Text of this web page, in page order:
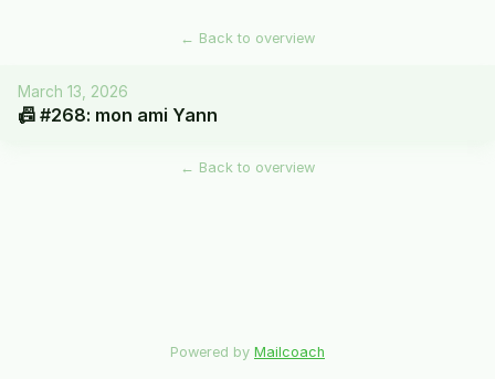
← Back to overview
March 13, 2026
📠 #268: mon ami Yann
← Back to overview
Powered by Mailcoach